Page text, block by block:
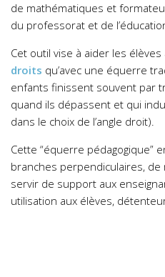
de mathématiques et
du professorat et de
Cet outil vise à aider les
droits qu’avec une équerre
enfants finissent souvent par
quand ils dépassent et qui
dans le choix de l’angle droit).
Cette “équerre pédagogique”
branches perpendiculaires,
servir de support aux
utilisation aux élèves,